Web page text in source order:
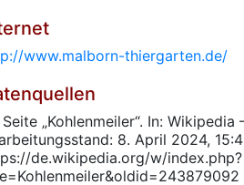
www.malborn-thiergarten.de/
Seite „Kohlenmeiler“. In:
8. April 2024,
de.wikipedia.org/w/index.php?